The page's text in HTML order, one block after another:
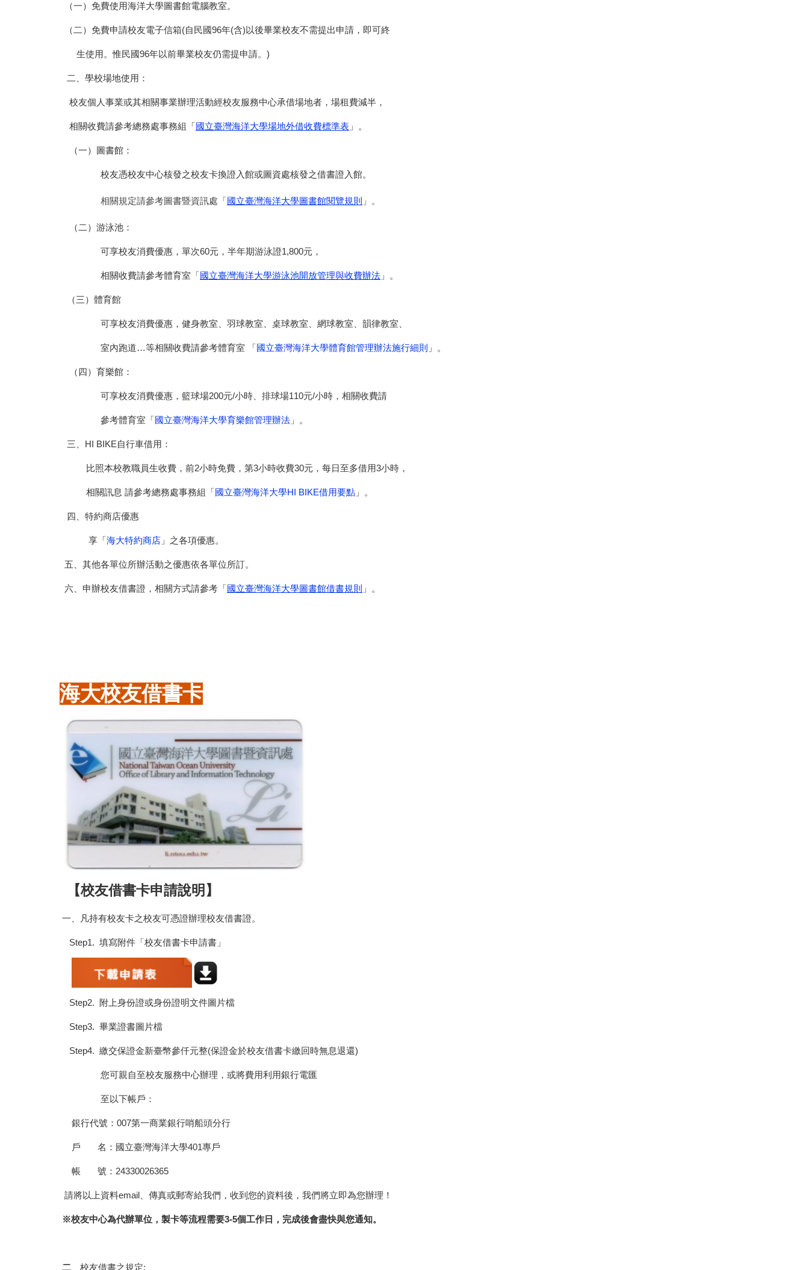
（一）免費使用海洋大學圖書館電腦教室。
（二）免費申請校友電子信箱(自民國96年(含)以後畢業校友不需提出申請，即可終
生使用。惟民國96年以前畢業校友仍需提申請。)
二、學校場地使用：
校友個人事業或其相關事業辦理活動經校友服務中心承借場地者，場租費減半，
相關收費請參考總務處事務組「國立臺灣海洋大學場地外借收費標準表 」。
（一）圖書館：
校友憑校友中心核發之校友卡換證入館或圖資處核發之借書證入館。
相關規定請參考圖書暨資訊處「國立臺灣海洋大學圖書館閱覽規則 」。
（二）游泳池：
可享校友消費優惠，單次60元，半年期游泳證1,800元，
相關收費請參考體育室「國立臺灣海洋大學游泳池開放管理與收費辦法 」。
（三）體育館
可享校友消費優惠，健身教室、羽球教室、桌球教室、網球教室、韻律教室、
室內跑道…等相關收費請參考體育室 「國立臺灣海洋大學體育館管理辦法施行細則 」。
（四）育樂館：
可享校友消費優惠，籃球場200元/小時、排球場110元/小時，相關收費請
參考體育室「國立臺灣海洋大學育樂館管理辦法 」。
三、HI BIKE自行車借用：
比照本校教職員生收費，前2小時免費，第3小時收費30元，每日至多借用3小時，
相關訊息 請參考總務處事務組「國立臺灣海洋大學HI BIKE借用要點 」。
四、特約商店優惠
享「海大特約商店 」之各項優惠。
五、其他各單位所辦活動之優惠依各單位所訂。
六、申辦校友借書證，相關方式請參考「國立臺灣海洋大學圖書館借書規則 」。
海大校友借書卡
【校友借書卡申請說明】
一、凡持有校友卡之校友可憑證辦理校友借書證。
Step1. 填寫附件「校友借書卡申請書」
Step2. 附上身份證或身份證明文件圖片檔
Step3. 畢業證書圖片檔
Step4. 繳交保證金新臺幣參仟元整(保證金於校友借書卡繳回時無息退還)
您可親自至校友服務中心辦理，或將費用利用銀行電匯
至以下帳戶：
銀行代號：007第一商業銀行哨船頭分行
戶 名：國立臺灣海洋大學401專戶
帳 號：24330026365
請將以上資料email、傳真或郵寄給我們，收到您的資料後，我們將立即為您辦理！
※校友中心為代辦單位，製卡等流程需要3-5個工作日，完成後會盡快與您通知。
二 、校友借書之規定: